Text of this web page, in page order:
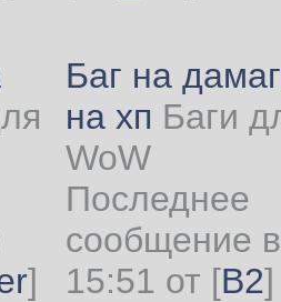
]
Баг на
на хп Баги
WoW
Последнее
сообщение в
15:51 от [B2]